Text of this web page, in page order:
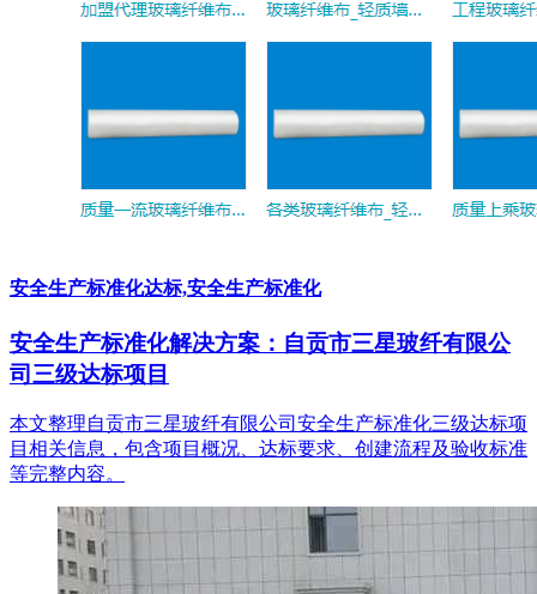
安全生产标准化达标,安全生产标准化
安全生产标准化解决方案：自贡市三星玻纤有限公
司三级达标项目
本文整理自贡市三星玻纤有限公司安全生产标准化三级达标项
目相关信息，包含项目概况、达标要求、创建流程及验收标准
等完整内容。